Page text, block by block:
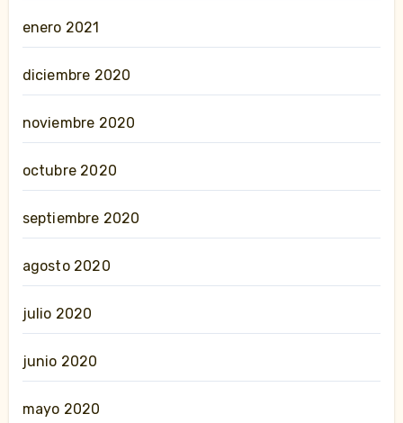
enero 2021
diciembre 2020
noviembre 2020
octubre 2020
septiembre 2020
agosto 2020
julio 2020
junio 2020
mayo 2020